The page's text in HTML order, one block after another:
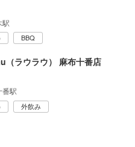
駅
BBQ
（ラウラウ） 麻布十番店
番駅
外飲み